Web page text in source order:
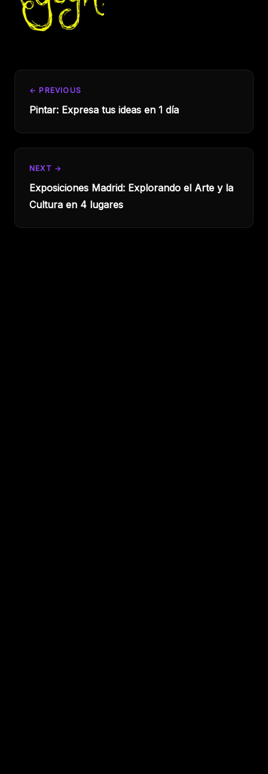
← PREVIOUS
Pintar: Expresa tus ideas en 1 día
NEXT →
Exposiciones Madrid: Explorando el Arte y la
Cultura en 4 lugares